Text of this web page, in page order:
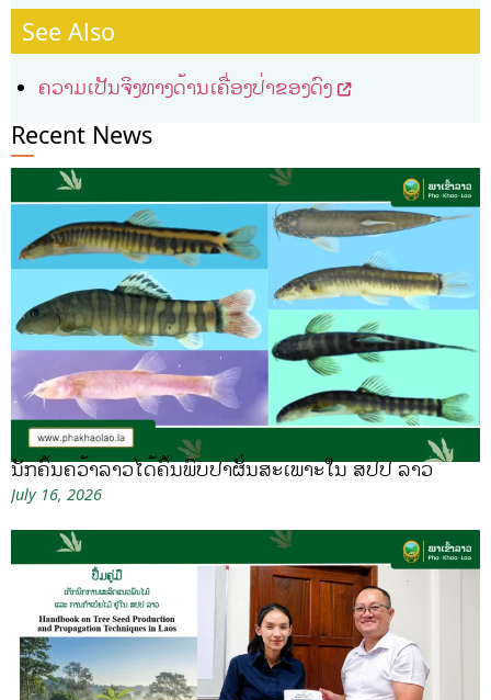
See Also
ຄວາມເປັນຈິງທາງດ້ານເຄື່ອງປ່າຂອງດົງ
Recent News
ນັກຄົ້ນຄວ້າລາວໄດ້ຄົ້ນພົບປາຜັ່ນສະເພາະໃນ ສປປ ລາວ
July 16, 2026